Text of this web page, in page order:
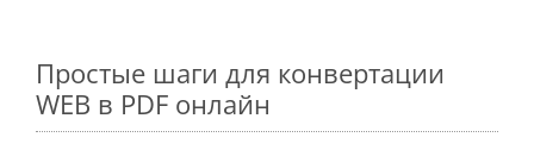
Простые шаги для конвертации
WEB в PDF онлайн